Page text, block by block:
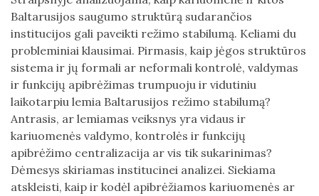
Baltarusijos saugumo struktūrą sudarančios
institucijos gali paveikti režimo stabilumą. Keliami du
probleminiai klausimai. Pirmasis, kaip jėgos struktūros
sistema ir jų formali ar neformali kontrolė, valdymas
ir funkcijų apibrėžimas trumpuoju ir vidutiniu
laikotarpiu lemia Baltarusijos režimo stabilumą?
Antrasis, ar lemiamas veiksnys yra vidaus ir
kariuomenės valdymo, kontrolės ir funkcijų
apibrėžimo centralizacija ar vis tik sukarinimas?
Dėmesys skiriamas institucinei analizei. Siekiama
atskleisti, kaip ir kodėl apibrėžiamos kariuomenės ar